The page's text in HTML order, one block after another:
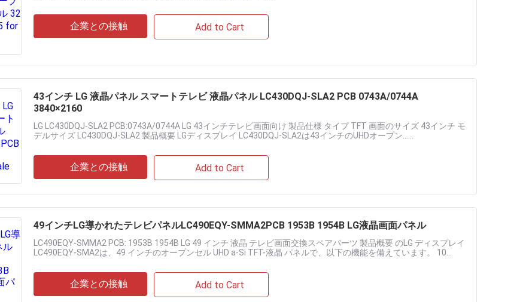
企業との接触 Add to Cart
43インチ LG 液晶パネル スマートテレビ 液晶パネル LC430DQJ-SLA2 PCB 0743A/0744A
3840×2160
LG LC430DQJ-SLA2 PCB:0743A/0744A LG 43インチテレビ画面向け 製品仕様 タイプ TFT 画面のサイズ 43インチ モ
デルサイズ LC430DQJ-SLA2 製品概要 LGディスプレイ LC430DQJ-SLA2は43インチのUHDオープン......
企業との接触 Add to Cart
49インチLG導かれたテレビパネルLC490EQY-SMMA2PCB 1953B 1954B LG液晶画面パネル
LC490EQY-SMMA2 PCB: 1953B 1954B LG 49 インチ 液晶 テレビ画面交換スペアパーツ 製品概要 のLG ディスプレイ
LC490EQY-SMA2は、49 インチのオープンセル UHD a-Si TFT-液晶 パネルで、以下の機能を備えています。 10
企業との接触 Add to Cart